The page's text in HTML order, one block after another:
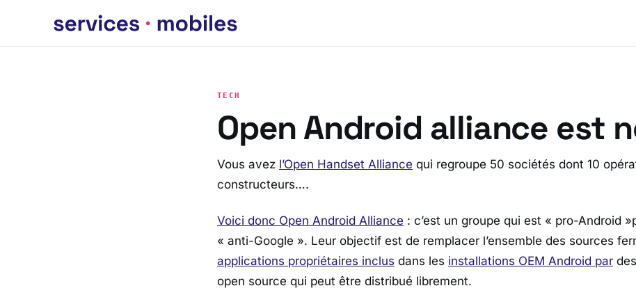
TECH
Open Android alliance est
Vous avez l’Open Handset Alliance qui regroupe 50 sociétés dont 10
constructeurs….
Voici donc Open Android Alliance : c’est un groupe qui est « pro-Android
« anti-Google ». Leur objectif est de remplacer l’ensemble des sources
applications propriétaires inclus dans les installations OEM Android par
open source qui peut être distribué librement.